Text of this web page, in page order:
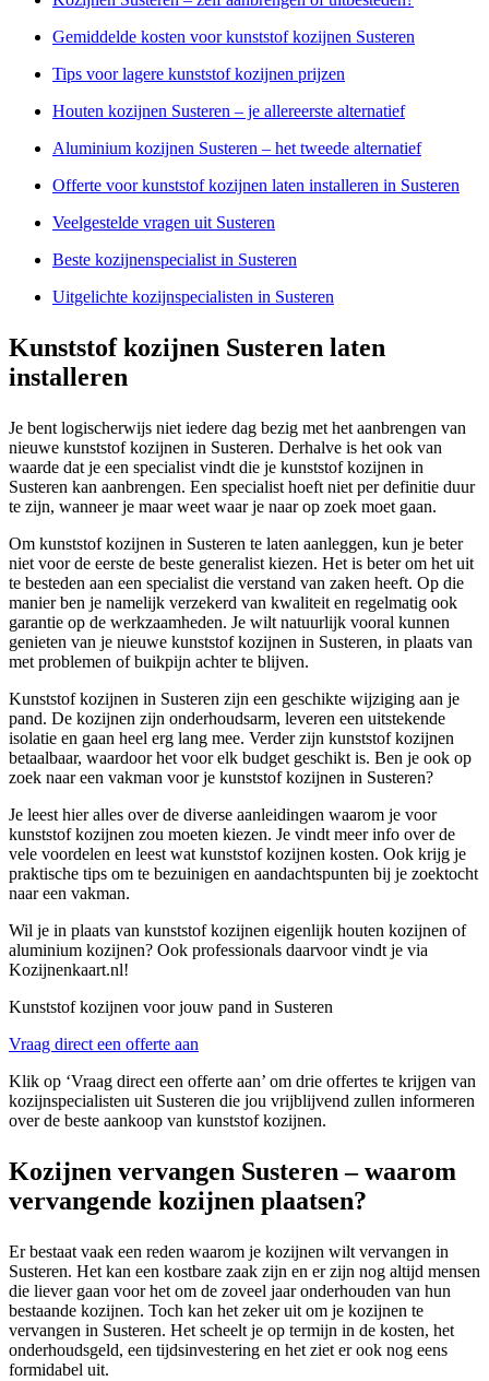
Gemiddelde kosten voor kunststof kozijnen Susteren
Tips voor lagere kunststof kozijnen prijzen
Houten kozijnen Susteren – je allereerste alternatief
Aluminium kozijnen Susteren – het tweede alternatief
Offerte voor kunststof kozijnen laten installeren in Susteren
Veelgestelde vragen uit Susteren
Beste kozijnenspecialist in Susteren
Uitgelichte kozijnspecialisten in Susteren
Kunststof kozijnen Susteren laten
installeren
Je bent logischerwijs niet iedere dag bezig met het aanbrengen van
nieuwe kunststof kozijnen in Susteren. Derhalve is het ook van
waarde dat je een specialist vindt die je kunststof kozijnen in
Susteren kan aanbrengen. Een specialist hoeft niet per definitie duur
te zijn, wanneer je maar weet waar je naar op zoek moet gaan.
Om kunststof kozijnen in Susteren te laten aanleggen, kun je beter
niet voor de eerste de beste generalist kiezen. Het is beter om het uit
te besteden aan een specialist die verstand van zaken heeft. Op die
manier ben je namelijk verzekerd van kwaliteit en regelmatig ook
garantie op de werkzaamheden. Je wilt natuurlijk vooral kunnen
genieten van je nieuwe kunststof kozijnen in Susteren, in plaats van
met problemen of buikpijn achter te blijven.
Kunststof kozijnen in Susteren zijn een geschikte wijziging aan je
pand. De kozijnen zijn onderhoudsarm, leveren een uitstekende
isolatie en gaan heel erg lang mee. Verder zijn kunststof kozijnen
betaalbaar, waardoor het voor elk budget geschikt is. Ben je ook op
zoek naar een vakman voor je kunststof kozijnen in Susteren?
Je leest hier alles over de diverse aanleidingen waarom je voor
kunststof kozijnen zou moeten kiezen. Je vindt meer info over de
vele voordelen en leest wat kunststof kozijnen kosten. Ook krijg je
praktische tips om te bezuinigen en aandachtspunten bij je zoektocht
naar een vakman.
Wil je in plaats van kunststof kozijnen eigenlijk houten kozijnen of
aluminium kozijnen? Ook professionals daarvoor vindt je via
Kozijnenkaart.nl!
Kunststof kozijnen voor jouw pand in Susteren
Vraag direct een offerte aan
Klik op ‘Vraag direct een offerte aan’ om drie offertes te krijgen van
kozijnspecialisten uit Susteren die jou vrijblijvend zullen informeren
over de beste aankoop van kunststof kozijnen.
Kozijnen vervangen Susteren – waarom
vervangende kozijnen plaatsen?
Er bestaat vaak een reden waarom je kozijnen wilt vervangen in
Susteren. Het kan een kostbare zaak zijn en er zijn nog altijd mensen
die liever gaan voor het om de zoveel jaar onderhouden van hun
bestaande kozijnen. Toch kan het zeker uit om je kozijnen te
vervangen in Susteren. Het scheelt je op termijn in de kosten, het
onderhoudsgeld, een tijdsinvestering en het ziet er ook nog eens
formidabel uit.